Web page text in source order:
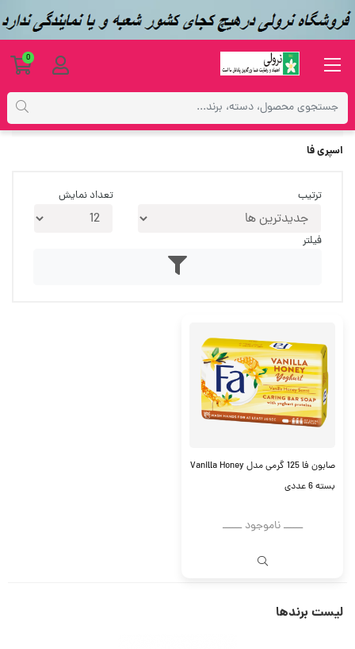
اسپری فا
ترتیب تعداد نمایش
فیلتر
صابون فا 125 گرمی مدل Vanilla Honey
بسته 6 عددی
ــــــ ناموجود ــــــ
لیست برندها
0